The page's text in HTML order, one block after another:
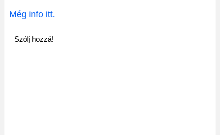
Még info itt.
Szólj hozzá!